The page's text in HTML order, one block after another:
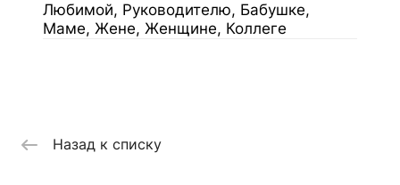
Любимой, Руководителю, Бабушке,
Маме, Жене, Женщине, Коллеге
Назад к списку